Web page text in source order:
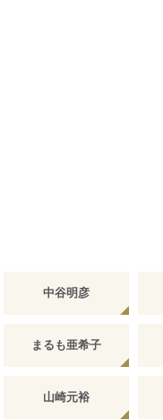
中谷明彦
まるも亜希子
山崎元裕